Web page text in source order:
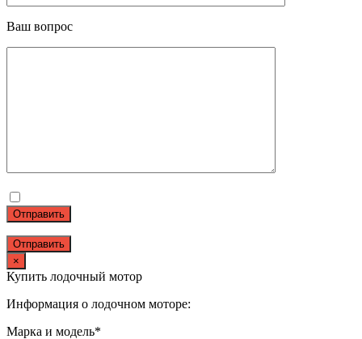
Ваш вопрос
Отправить
×
Купить лодочный мотор
Информация о лодочном моторе:
Марка и модель*